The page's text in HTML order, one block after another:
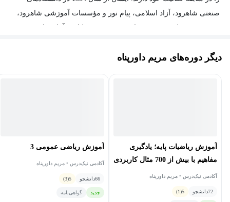
صنعتی شاهرود، آزاد اسلامی، پیام نور و مؤسسات آموزشی شاهرود،
مدرس، مؤلف، ویراستار علمی، طراح انواع تست‌ها نیز دارند و هم
دیگر دوره‌های مریم داورپناه
آموزش ریاضیات پایه؛ یادگیری
مفاهیم با بیش از 700 مثال کاربردی
آکادمی نیک‌درس • مریم داورپناه
72دانشجو 5
(1)
آموزش ریاضی عمومی 3
آکادمی نیک‌درس • مریم داورپناه
66دانشجو 5
(3)
جدید گواهی‌نامه